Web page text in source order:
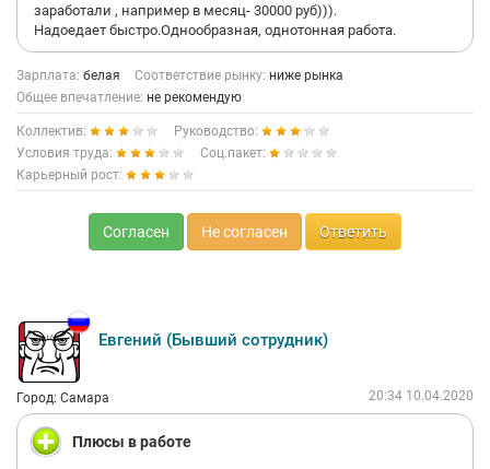
Администрация решила набрать новых стажеров.
нужный и полезный.
Коллектив очень хороший,все ребята очень отзывчивые.
Администратор: Анастасия Артемьева, всегда поддерживала
Но начальство меня просто разочаровало.
заработали , например в месяц- 30000 руб))).
Надоедает быстро.Однообразная, однотонная работа.
Зарплата: белая Соответствие рынку: ниже рынка
Общее впечатление: не рекомендую
Коллектив:
Руководство:
Условия труда:
Соц.пакет:
Карьерный рост:
Согласен Не согласен Ответить
Евгений (Бывший сотрудник)
Город: Самара 20:34 10.04.2020
Плюсы в работе